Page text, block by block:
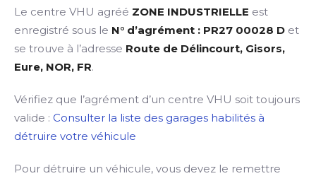
Le centre VHU agréé ZONE INDUSTRIELLE est
enregistré sous le N° d’agrément : PR27 00028 D et
se trouve à l’adresse Route de Délincourt, Gisors,
Eure, NOR, FR.
Vérifiez que l’agrément d’un centre VHU soit toujours
valide : Consulter la liste des garages habilités à
détruire votre véhicule
Pour détruire un véhicule, vous devez le remettre